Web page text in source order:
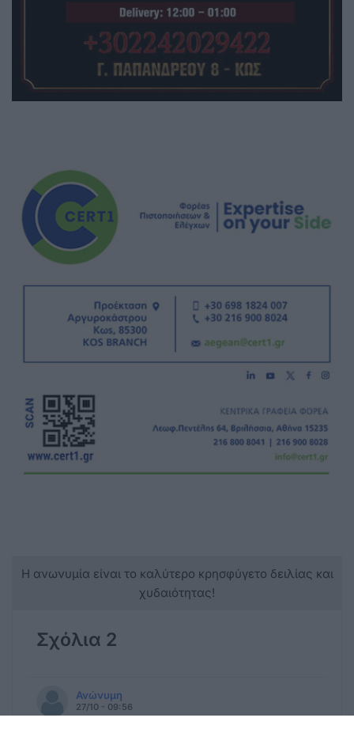
Η ανωνυμία είναι το καλύτερο κρησφύγετο δειλίας και
χυδαιότητας!
Σχόλια 2
Ανώνυμη
27/10 - 09:56